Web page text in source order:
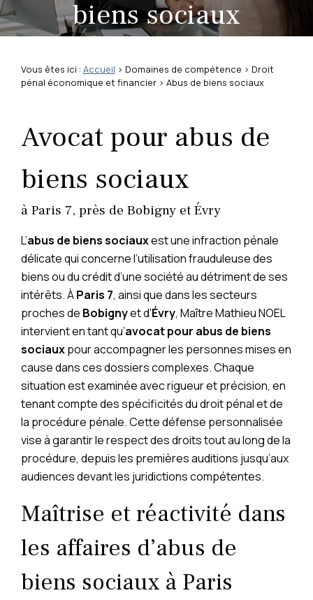
biens sociaux
Vous êtes ici : Accueil > Domaines de compétence > Droit
pénal économique et financier> Abus de biens sociaux
Avocat pour abus de
biens sociaux
à Paris 7, près de Bobigny et Évry
L’abus de biens sociauxest une infraction pénale
délicate qui concerne l’utilisation frauduleuse des
biens ou du crédit d’une société au détriment de ses
intérêts. ÀParis 7, ainsi que dans les secteurs
proches de Bobignyet d'Évry, Maître Mathieu NOEL
intervient en tant qu’avocat pour abus de biens
sociauxpour accompagner les personnes mises en
cause dans ces dossiers complexes. Chaque
situation est examinée avec rigueur et précision, en
tenant compte des spécificités du droit pénal et de
la procédure pénale. Cette défense personnalisée
vise à garantir le respect des droits tout au long de la
procédure, depuis les premières auditions jusqu’aux
audiences devant les juridictions compétentes.
Maîtrise et réactivité dans
les affaires d’abus de
biens sociaux à Paris